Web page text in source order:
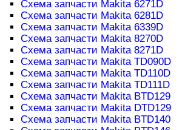
Схема запчасти Makita 6271D
Схема запчасти Makita 6281D
Схема запчасти Makita 6339D
Схема запчасти Makita 8270D
Схема запчасти Makita 8271D
Схема запчасти Makita TD090D
Схема запчасти Makita TD110D
Схема запчасти Makita TD111D
Схема запчасти Makita BTD129
Схема запчасти Makita DTD129
Схема запчасти Makita BTD140